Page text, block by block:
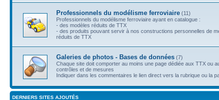
Professionnels du modélisme ferroviaire (11)
Professionnels du modélisme ferroviaire ayant en catalogue :
- des modèles réduits de TTX
- des produits pouvant servir à nos constructions personnelles de
réduits de TTX
Galeries de photos - Bases de données (7)
Chaque site doit comporter au moins une page dédiée aux TTX ou
contrôles et de mesures
Indiquer dans les commentaires le lien direct vers la rubrique ou la
DERNIERS SITES AJOUTÉS